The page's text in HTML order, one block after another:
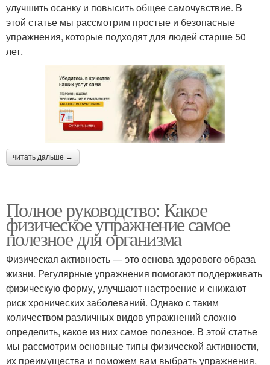
улучшить осанку и повысить общее самочувствие. В
этой статье мы рассмотрим простые и безопасные
упражнения, которые подходят для людей старше 50
лет.
читать дальше →
Полное руководство: Какое
физическое упражнение самое
полезное для организма
Физическая активность — это основа здорового образа
жизни. Регулярные упражнения помогают поддерживать
физическую форму, улучшают настроение и снижают
риск хронических заболеваний. Однако с таким
количеством различных видов упражнений сложно
определить, какое из них самое полезное. В этой статье
мы рассмотрим основные типы физической активности,
их преимущества и поможем вам выбрать упражнения,